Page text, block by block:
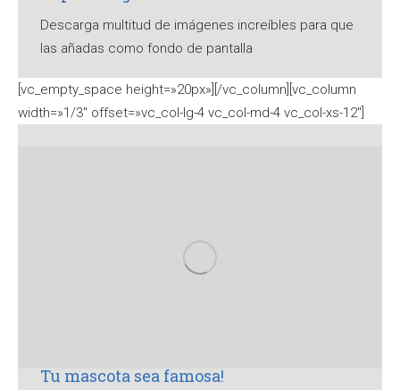
Descarga multitud de imágenes increíbles para que
las añadas como fondo de pantalla
[vc_empty_space height=»20px»][/vc_column][vc_column
width=»1/3″ offset=»vc_col-lg-4 vc_col-md-4 vc_col-xs-12″]
Tu mascota sea famosa!